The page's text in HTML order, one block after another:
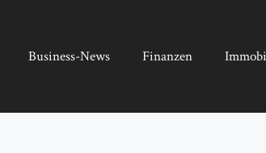
Business-News Finanzen